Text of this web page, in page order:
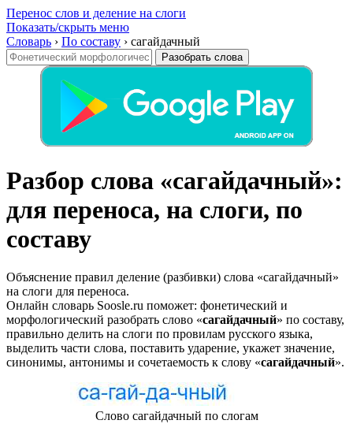
Перенос слов и деление на слоги
Показать/скрыть меню
Словарь › По составу › сагайдачный
Разобрать слова
Разбор слова «сагайдачный»:
для переноса, на слоги, по
составу
Объяснение правил деление (разбивки) слова «сагайдачный»
на слоги для переноса.
Онлайн словарь Soosle.ru поможет: фонетический и
морфологический разобрать слово «сагайдачный» по составу,
правильно делить на слоги по провилам русского языка,
выделить части слова, поставить ударение, укажет значение,
синонимы, антонимы и сочетаемость к слову «сагайдачный».
Слово сагайдачный по слогам